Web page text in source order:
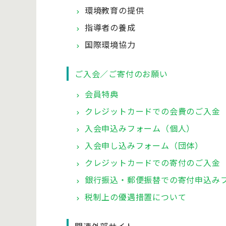
環境教育の提供
指導者の養成
国際環境協力
ご入会／ご寄付のお願い
会員特典
クレジットカードでの会費のご入金
入会申込みフォーム（個人）
入会申し込みフォーム（団体）
クレジットカードでの寄付のご入金
銀行振込・郵便振替での寄付申込み
税制上の優遇措置について